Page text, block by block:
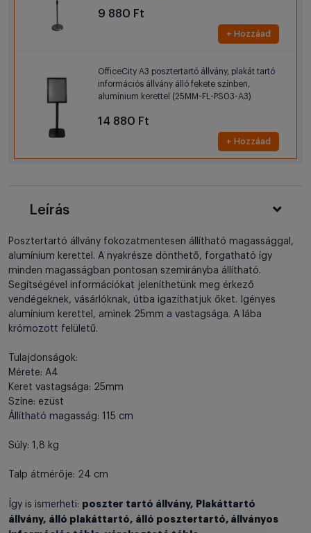
9 880 Ft
+ Hozzáad
OfficeCity A3 posztertartó állvány, plakát tartó
információs állvány álló fekete színben,
alumínium kerettel (25MM-FL-PS03-A3)
14 880 Ft
+ Hozzáad
Leírás
Posztertartó állvány fokozatmentesen állítható magassággal,
alumínium kerettel. A nyakrésze dönthető, forgatható így
minden magasságban pontosan szemirányba állítható.
Segítségével információkat jeleníthetünk meg érkező
vendégeknek, vásárlóknak, útba igazíthatjuk őket. Igényes
alumínium kerettel, aminek 25mm a vastagsága. A lába
krómozott felületű.
Tulajdonságok:
Mérete: A4
Keret vastagsága: 25mm
Színe: ezüst
Állítható magasság: 115 cm
Súly: 1,8 kg
Talp átmérője: 24 cm
Így is ismerheti: poszter tartó állvány, Plakáttartó
állvány, álló plakáttartó, álló posztertartó, állványos